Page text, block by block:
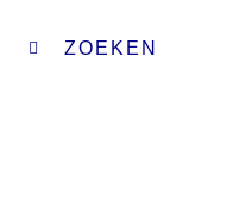
ZOEKEN